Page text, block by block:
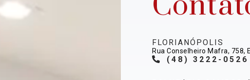
FLORIANÓPOLIS
Rua Conselheiro Mafra, 758,
(48) 3222-0526